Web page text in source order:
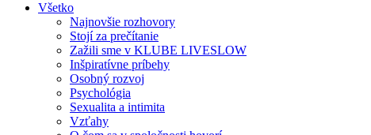
Všetko
Najnovšie rozhovory
Stojí za prečítanie
Zažili sme v KLUBE LIVESLOW
Inšpiratívne príbehy
Osobný rozvoj
Psychológia
Sexualita a intimita
Vzťahy